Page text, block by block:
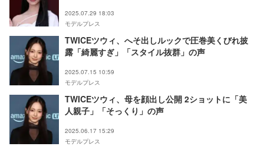
2025.07.29 18:03
モデルプレス
TWICEツウィ、へそ出しルックで圧巻美くびれ披
露「綺麗すぎ」「スタイル抜群」の声
2025.07.15 10:59
モデルプレス
TWICEツウィ、母を顔出し公開 2ショットに「美
人親子」「そっくり」の声
2025.06.17 15:29
モデルプレス